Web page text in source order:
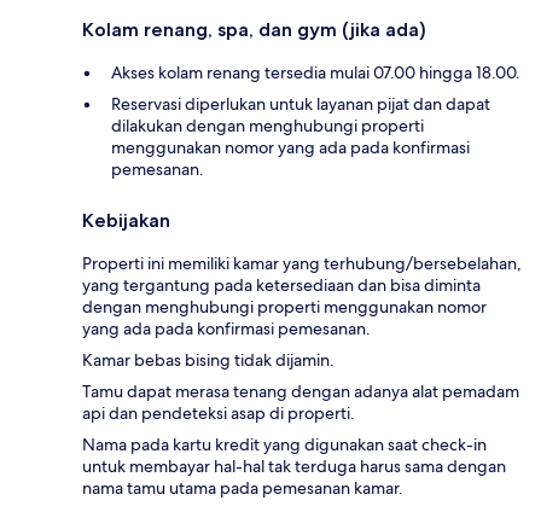
Kolam renang, spa, dan gym (jika ada)
Akses kolam renang tersedia mulai 07.00 hingga 18.00.
Reservasi diperlukan untuk layanan pijat dan dapat
dilakukan dengan menghubungi properti
menggunakan nomor yang ada pada konfirmasi
pemesanan.
Kebijakan
Properti ini memiliki kamar yang terhubung/bersebelahan,
yang tergantung pada ketersediaan dan bisa diminta
dengan menghubungi properti menggunakan nomor
yang ada pada konfirmasi pemesanan.
Kamar bebas bising tidak dijamin.
Tamu dapat merasa tenang dengan adanya alat pemadam
api dan pendeteksi asap di properti.
Nama pada kartu kredit yang digunakan saat check-in
untuk membayar hal-hal tak terduga harus sama dengan
nama tamu utama pada pemesanan kamar.